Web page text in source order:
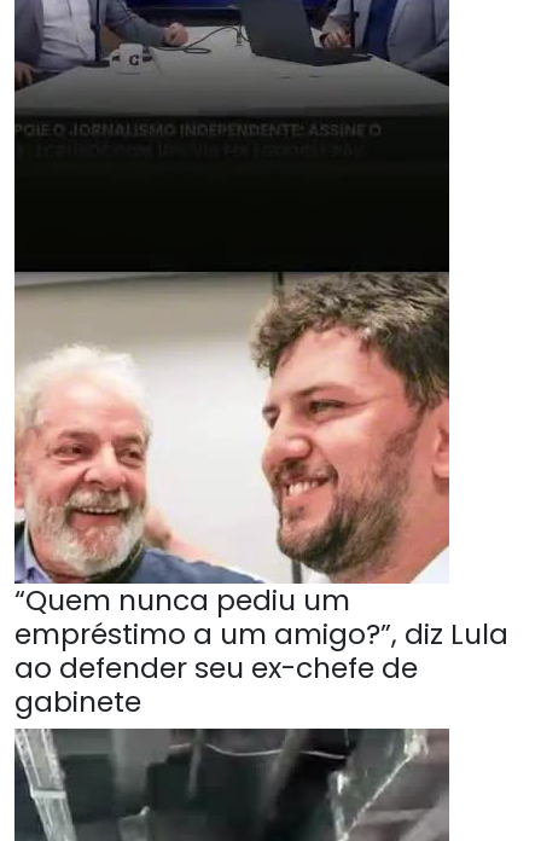
“Quem nunca pediu um
empréstimo a um amigo?”, diz Lula
ao defender seu ex-chefe de
gabinete